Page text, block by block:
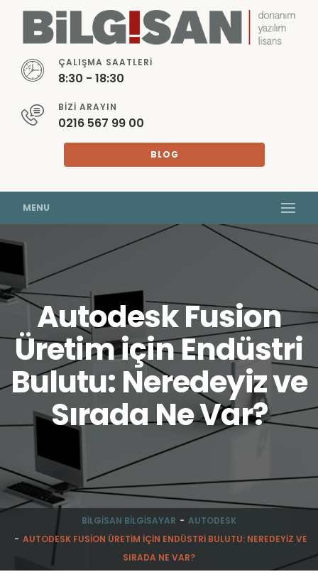
ÇALIŞMA SAATLERI
8:30 - 18:30
BIZI ARAYIN
0216 567 99 00
BLOG
MENU
Autodesk Fusion
Üretim için Endüstri
Bulutu: Neredeyiz ve
Sırada Ne Var?
BILGISAN BILGISAYAR
AUTODESK
AUTODESK FUSION ÜRETIM IÇIN ENDÜSTRI BULUTU: NEREDEYIZ VE
SIRADA NE VAR?